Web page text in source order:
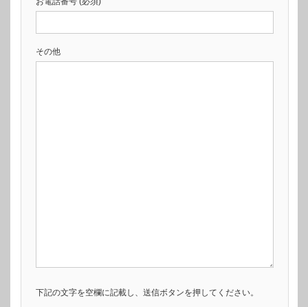
その他
下記の文字を空欄に記載し、送信ボタンを押してください。